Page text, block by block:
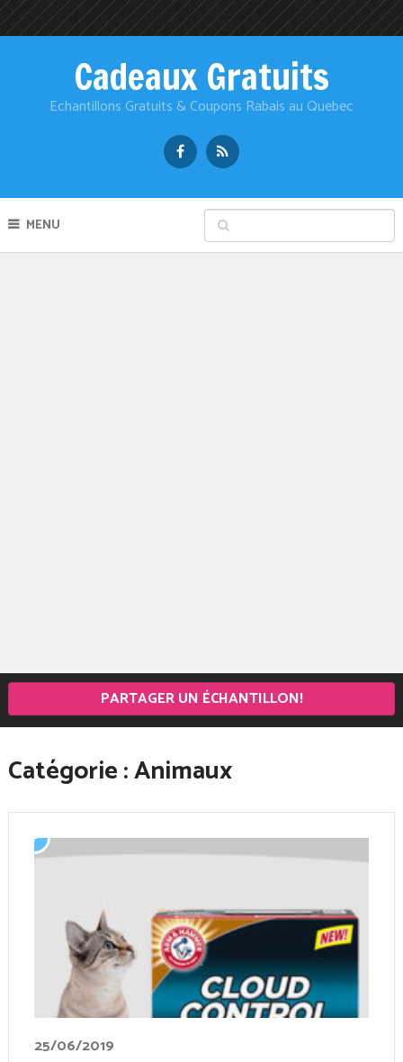
Cadeaux Gratuits
Echantillons Gratuits & Coupons Rabais au Quebec
MENU
PARTAGER UN ÉCHANTILLON!
Catégorie :Animaux
25/06/2019